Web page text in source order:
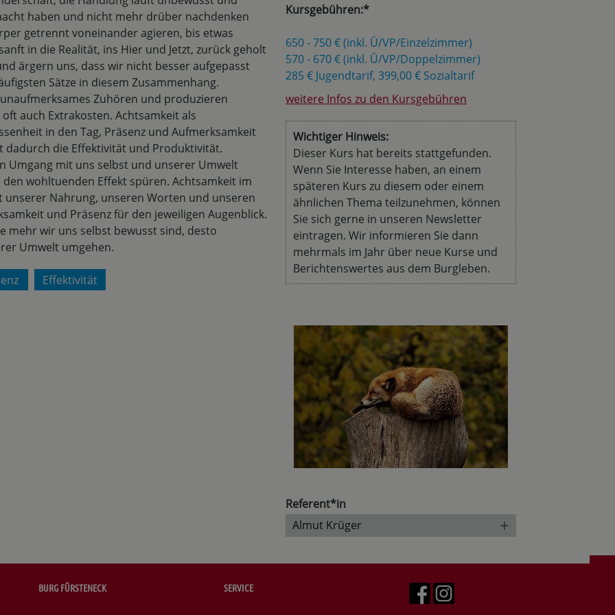
haben und nicht mehr drüber nachdenken
getrennt voneinander agieren, bis etwas
in die Realität, ins Hier und Jetzt, zurück geholt
ärgern uns, dass wir nicht besser aufgepasst
Sätze in diesem Zusammenhang.
Zuhören und produzieren
auch Extrakosten. Achtsamkeit als
in den Tag, Präsenz und Aufmerksamkeit
die Effektivität und Produktivität.
Umgang mit uns selbst und unserer Umwelt
wohltuenden Effekt spüren. Achtsamkeit im
Nahrung, unseren Worten und unseren
und Präsenz für den jeweiligen Augenblick.
mehr wir uns selbst bewusst sind, desto
Umwelt umgehen.
Effektivität
Kursgebühren:*
650 - 750 € (inkl. Ü/VP/Einzelzimmer)
570 - 670 € (inkl. Ü/VP/Doppelzimmer)
285 € Jugendtarif, 399,00 € Sozialtarif
weitere Infos zu den Kursgebühren
Wichtiger Hinweis:
Dieser Kurs hat bereits stattgefunden.
Wenn Sie Interesse haben, an einem
späteren Kurs zu diesem oder einem
ähnlichen Thema teilzunehmen, können
Sie sich gerne in unseren Newsletter
eintragen. Wir informieren Sie dann
mehrmals im Jahr über neue Kurse und
Berichtenswertes aus dem Burgleben.
Referent*in
Almut Krüger
+
BURG FÜRSTENECK SERVICE